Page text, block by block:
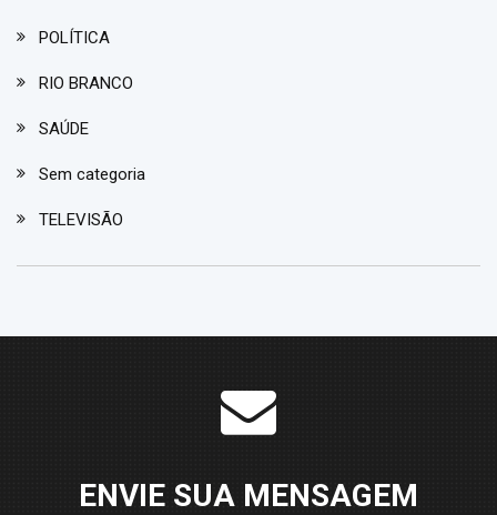
POLÍTICA
RIO BRANCO
SAÚDE
Sem categoria
TELEVISÃO
ENVIE SUA MENSAGEM